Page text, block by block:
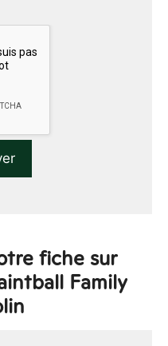
fiche sur
Family